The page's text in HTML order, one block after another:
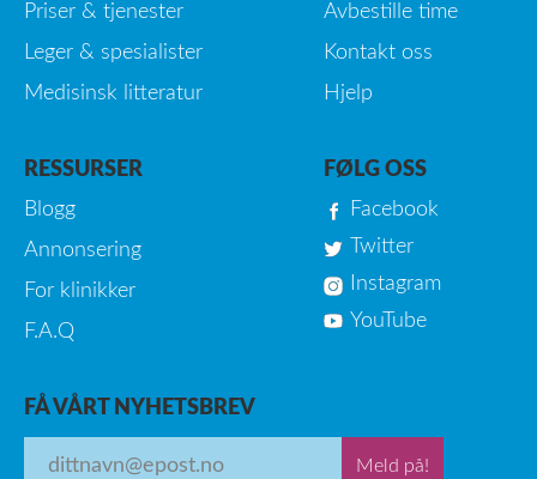
Priser & tjenester
Leger & spesialister
Medisinsk litteratur
Avbestille time
Kontakt oss
Hjelp
RESSURSER
Blogg
Annonsering
For klinikker
F.A.Q
FØLG OSS
Facebook
Twitter
Instagram
YouTube
FÅ VÅRT NYHETSBREV
Meld på!